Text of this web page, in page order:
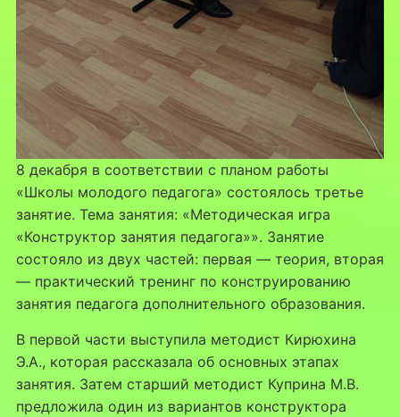
8 декабря в соответствии с планом работы
«Школы молодого педагога» состоялось третье
занятие. Тема занятия: «Методическая игра
«Конструктор занятия педагога»». Занятие
состояло из двух частей: первая — теория, вторая
— практический тренинг по конструированию
занятия педагога дополнительного образования.
В первой части выступила методист Кирюхина
Э.А., которая рассказала об основных этапах
занятия. Затем старший методист Куприна М.В.
предложила один из вариантов конструктора